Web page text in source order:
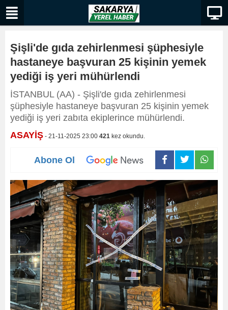
Şişli'de gıda zehirlenmesi şüphesiyle
hastaneye başvuran 25 kişinin yemek
yediği iş yeri mühürlendi
İSTANBUL (AA) - Şişli'de gıda zehirlenmesi
şüphesiyle hastaneye başvuran 25 kişinin yemek
yediği iş yeri zabıta ekiplerince mühürlendi.
ASAYİŞ - 21-11-2025 23:00 421 kez okundu.
Abone Ol